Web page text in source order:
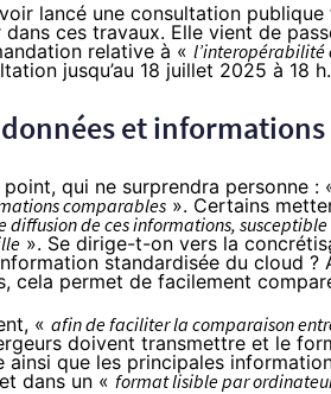
lancé une consultation publique
dans ces travaux. Elle vient de
relative à « l’interopérabilité
jusqu’au 18 juillet 2025 à 18 h.
données et
point, qui ne surprendra personne :
comparables ». Certains
diffusion de ces informations,
». Se dirige-t-on vers la
standardisée du cloud
cela permet de facilement
« afin de faciliter la comparaison
doivent transmettre et le
ainsi que les principales
dans un « format lisible par